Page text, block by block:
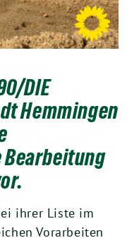
DIE
Hemmingen
ihrer Liste im
Vorarbeiten